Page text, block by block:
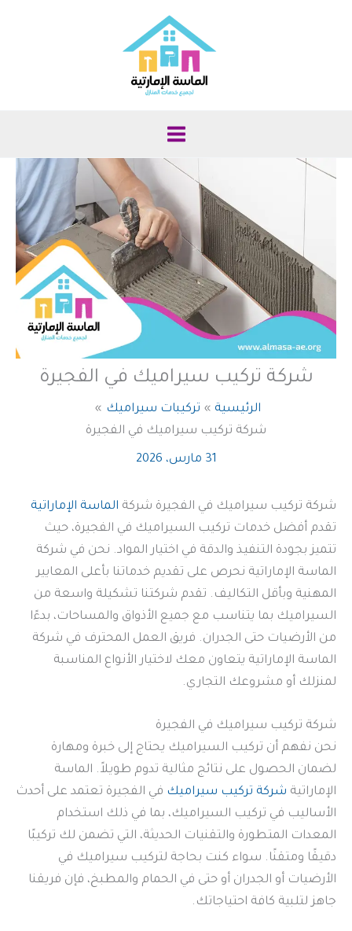
شركة تركيب سيراميك في الفجيرة
الرئيسية
تركيبات سيراميك
شركة تركيب سيراميك في الفجيرة
31 مارس، 2026
شركة تركيب سيراميك في الفجيرة شركة الماسة الإماراتية
تقدم أفضل خدمات تركيب السيراميك في الفجيرة، حيث
تتميز بجودة التنفيذ والدقة في اختيار المواد. نحن في شركة
الماسة الإماراتية نحرص على تقديم خدماتنا بأعلى المعايير
المهنية وبأقل التكاليف. تقدم شركتنا تشكيلة واسعة من
السيراميك بما يتناسب مع جميع الأذواق والمساحات، بدءًا
من الأرضيات حتى الجدران. فريق العمل المحترف في شركة
الماسة الإماراتية يتعاون معك لاختيار الأنواع المناسبة
لمنزلك أو مشروعك التجاري.
شركة تركيب سيراميك في الفجيرة
نحن نفهم أن تركيب السيراميك يحتاج إلى خبرة ومهارة
لضمان الحصول على نتائج مثالية تدوم طويلاً. الماسة
الإماراتية شركة تركيب سيراميك في الفجيرة تعتمد على أحدث
الأساليب في تركيب السيراميك، بما في ذلك استخدام
المعدات المتطورة والتقنيات الحديثة، التي تضمن لك تركيبًا
دقيقًا ومتقنًا. سواء كنت بحاجة لتركيب سيراميك في
الأرضيات أو الجدران أو حتى في الحمام والمطبخ، فإن فريقنا
جاهز لتلبية كافة احتياجاتك.